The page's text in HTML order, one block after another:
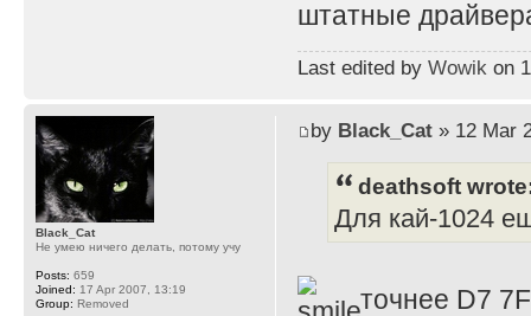
штатные
Last edited by Wowikon
by Black_Cat» 12 Mar
deathsoft
Для кай-1024
точнее D7
Black_Cat
Не умею ничего делать, потому учу
Posts: 659
Joined: 17 Apr 2007, 13:19
Group: Removed